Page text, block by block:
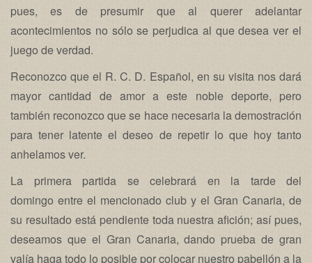
pues, es de presumir que al querer adelantar
acontecimientos no sólo se perjudica al que desea ver el
juego de verdad.
Reconozco que el R. C. D. Español, en su visita nos dará
mayor cantidad de amor a este noble deporte, pero
también reconozco que se hace necesaria la demostración
para tener latente el deseo de repetir lo que hoy tanto
anhelamos ver.
La primera partida se celebrará en la tarde del
domingo entre el mencionado club y el Gran Canaria, de
su resultado está pendiente toda nuestra afición; así pues,
deseamos que el Gran Canaria, dando prueba de gran
valía haga todo lo posible por colocar nuestro pabellón a la